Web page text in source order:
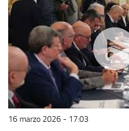
16 marzo 2026 - 17:03